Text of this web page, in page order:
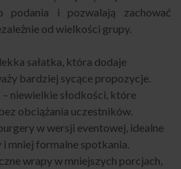
podania i pozwalają zachować
od wielkości grupy.
sałatka, która dodaje
bardziej sycące propozycje.
– niewielkie słodkości, które
obciążania uczestników.
w wersji eventowej, idealne
mniej formalne spotkania.
wrapy w mniejszych porcjach,